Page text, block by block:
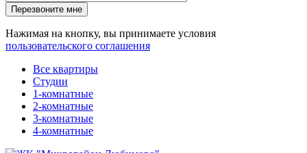
Перезвоните мне
Нажимая на кнопку, вы принимаете условия
пользовательского соглашения
Все квартиры
Студии
1-комнатные
2-комнатные
3-комнатные
4-комнатные